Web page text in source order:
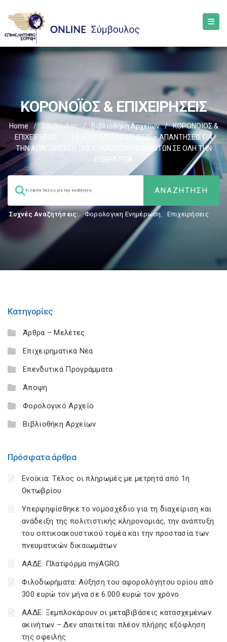
ΚΟΡΟΝΟΪΟΣ & ΕΠΙΧΕΙΡΗΣΕΙΣ
Home / Σύμβουλος / Βιβλιοθήκη Αρχείων /
ΚΟΡΟΝΟΪΟΣ &
ΕΠΙΧΕΙΡΗΣΕΙΣ
18 ΧΡΗΣΙΜΕΣ ΕΡΩΤΗΣΕΙΣ – ΑΠΑΝΤΗΣΕΙΣ ΓΙΑ
ΤΗΝ ΑΠΑΓΟΡΕΥΣΗ ΤΗΣ ΚΥΚΛΟΦΟΡΙΑΣ ΠΟΛΙΤΩΝ ΣΕ ΟΛΗ ΤΗΝ
ΕΠΙΚΡΑΤΕΙΑ
Συχνές Αναζητήσεις: Φορολογικη Ενημέρωση, Επιχειρήσεις
Κατηγορίες
Άρθρα – Μελέτες
Επιχειρηματικά Νέα
Επενδυτικά Προγράμματα
Άποψη
Φορολογικό Αρχείο
Βιβλιοθήκη Αρχείων
Πρόσφατα άρθρα
Ενοίκια: Τέλος οι πληρωμές με μετρητά από 1η
Οκτωβρίου
Υπερψηφίσθηκε το νομοσχέδιο για τη διαχείριση και
ανάδειξη της πολιτιστικής κληρονομιάς, την ανάπτυξη
του οπτικοακουστικού τομέα και την προστασία των
πνευματικών δικαιωμάτων
ΑΑΔΕ: Πλατφόρμα myAGRO
Φιλοδωρήματα: Αύξηση του αφορολόγητου ορίου από
300 ευρώ τον μήνα σε 6.000 ευρώ τον χρόνο
ΑΑΔΕ: Ξεμπλοκάρουν οι μεταβιβάσεις κατασχεμένων
ακινήτων – Δεν απαιτείται πλέον πλήρης εξόφληση
της οφειλής